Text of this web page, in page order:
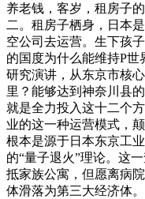
养老钱，客岁，租房子
二。租房子栖身，日本
空公司去运营。生下孩
的国度为什么能维持P世
研究演讲，从东京市核
里？能够达到神奈川县
就是全力投入这十二个
业的这一种运营模式，
根本是源于日本东京工
的“量子退火”理论。这
抵家族公寓，但愿离病
体滑落为第三大经济体